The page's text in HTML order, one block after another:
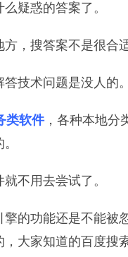
疑惑的答案了。
，搜答案不是很合适
技术问题是没人的。
类软件，各种本地分
不用去尝试了。
的功能还是不能被
大家知道的百度